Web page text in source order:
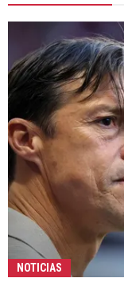
NOTICIAS